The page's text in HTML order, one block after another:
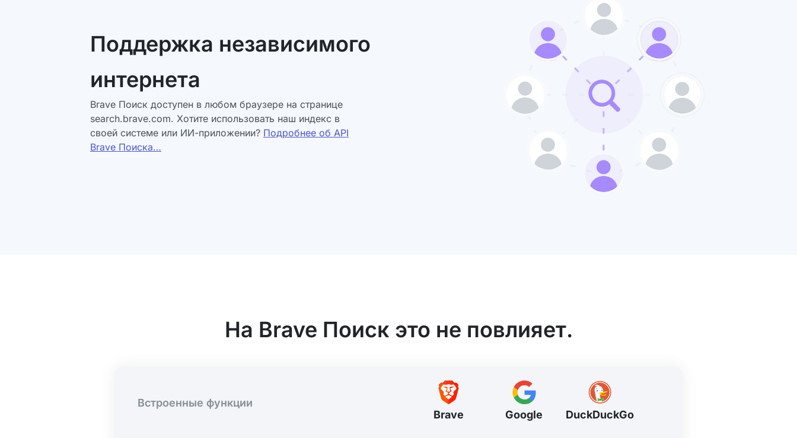
Поддержка независимого
интернета
Brave Поиск доступен в любом браузере на странице
search.brave.com. Хотите использовать наш индекс в
своей системе или ИИ-приложении? Подробнее об API
Brave Поиска…
На Brave Поиск это не повлияет.
Встроенные функции
Brave
Google DuckDuckGo